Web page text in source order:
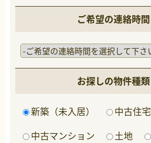
ご希望の連絡時間
お探しの物件種類
新築（未入居）
中古住宅
中古マンション
土地